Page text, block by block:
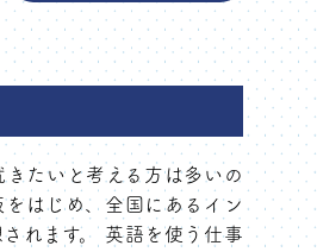
たいと考える方は多いの
はじめ、全国にあるイン
れます。 英語を使う仕事